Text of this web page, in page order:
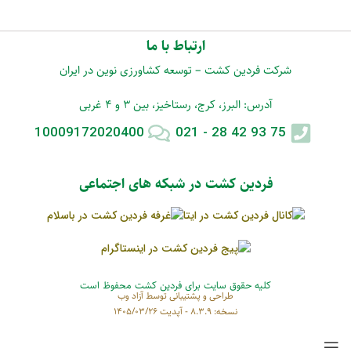
ارتباط با ما
شرکت فردین کشت – توسعه کشاورزی نوین در ایران
آدرس: البرز، کرج، رستاخیز، بین 3 و 4 غربی
75 93 42 28 - 021
10009172020400
فردین کشت در شبکه های اجتماعی
کلیه حقوق سایت برای فردین کشت محفوظ است
طراحی و پشتیبانی توسطآزاد وب
نسخه: 8.3.9 - آپدیت 1405/03/26